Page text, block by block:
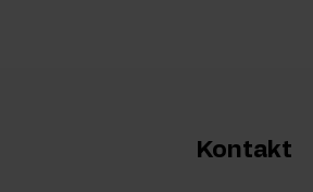
Kontakt